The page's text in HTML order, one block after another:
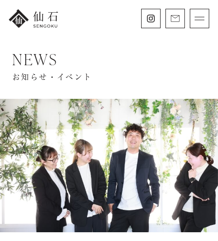
FURISODE 振袖・紋付袴レンタル
HAKAMA 卒業袴レンタル
SHICHIGOSAN
七五三・
にぶんのいち成人式
WEDDING フォトウェディング
NEWS
お知らせ・イベント